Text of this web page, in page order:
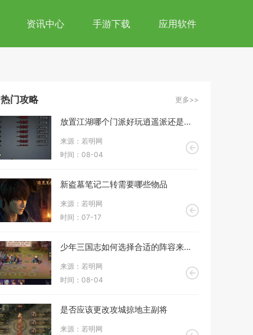
资讯中心 手游下载 应用软件
热门攻略 更多>>
放置江湖哪个门派好玩逍遥派还是峨眉山快乐多
来源：若明网
时间：08-04
新盗墓笔记二转需要哪些物品
来源：若明网
时间：07-17
少年三国志如何选择合适的阵容来提升零甘宁的战斗表现
来源：若明网
时间：08-04
是否应该更改攻城掠地主副将
来源：若明网